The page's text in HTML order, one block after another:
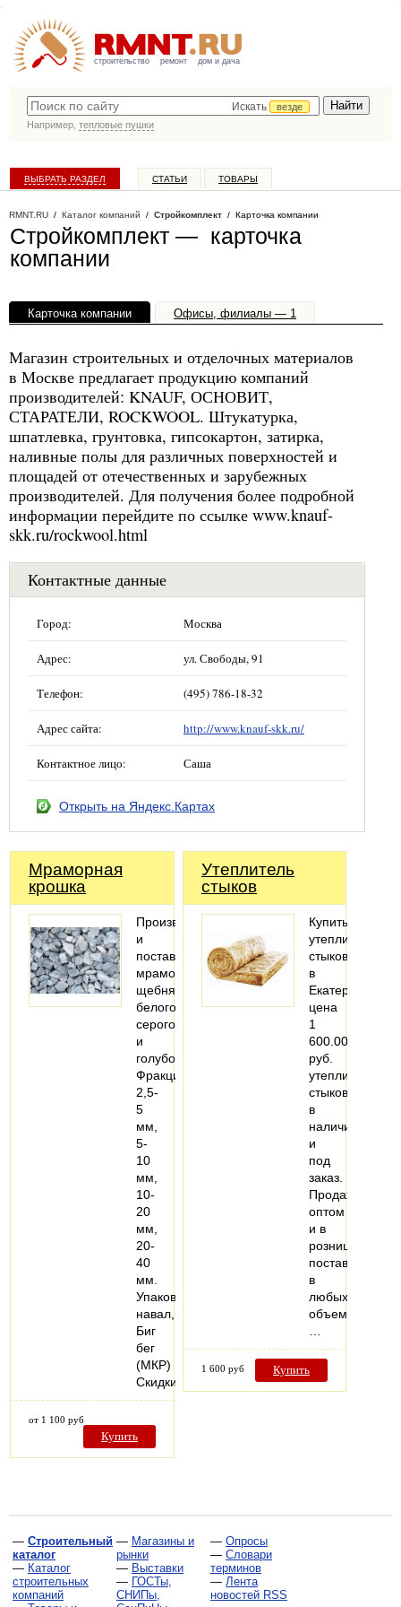
строительство ремонт дом и дача
Искать
везде
Например, тепловые пушки
ВЫБРАТЬ РАЗДЕЛ СТАТЬИ ТОВАРЫ
RMNT.RU / Каталог компаний / Стройкомплект / Карточка компании
Стройкомплект — карточка
компании
Карточка компании Офисы, филиалы — 1
Магазин строительных и отделочных материалов
в Москве предлагает продукцию компаний
производителей: KNAUF, ОСНОВИТ,
СТАРАТЕЛИ, ROCKWOOL. Штукатурка,
шпатлевка, грунтовка, гипсокартон, затирка,
наливные полы для различных поверхностей и
площадей от отечественных и зарубежных
производителей. Для получения более подробной
информации перейдите по ссылке www.knauf-
skk.ru/rockwool.html
Контактные данные
Город: Москва
Адрес: ул. Свободы, 91
Телефон: (495) 786-18-32
Адрес сайта: http://www.knauf-skk.ru/
Контактное лицо: Саша
Открыть на Яндекс.Картах
Мраморная
крошка
Производство
и
поставки
мраморного
щебня
белого,
серого
и
голубого.
Фракции
2,5-
5
мм,
5-
10
мм,
10-
20
мм,
20-
40
мм.
Упаковка:
навал,
Биг
бег
(МКР)
Скидки…
от 1 100 руб
Купить
Утеплитель
стыков
Купить
утеплитель
стыков
в
Екатеринбурге,
цена
1
600.00
руб.
утеплитель
стыков
в
наличии
и
под
заказ.
Продажа
оптом
и в
розницу,
поставки
в
любых
объемах.
1 600 руб Купить
— Строительный
каталог
— Каталог
строительных
компаний
— Магазины и
рынки
— Выставки
— ГОСТы,
СНИПы,
— Опросы
— Словари
терминов
— Лента
новостей RSS